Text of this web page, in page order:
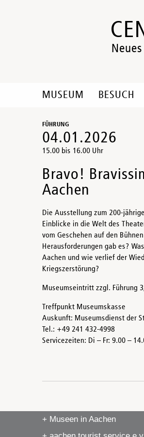
MUSEUM BESUCH
FÜHRUNG
04.01.2026
15.00 bis 16.00 Uhr
Bravo!
Aachen
Die Ausstellung zum 200-
Einblicke in die Welt des
vom Geschehen auf den
Herausforderungen gab es?
Aachen und wie verlief der
Kriegszerstörung?
Museumseintritt zzgl. Führung
Treffpunkt Museumskasse
Auskunft: Museumsdienst der
Tel.: +49 241 432-4998
Servicezeiten: Di – Fr: 9.00 –
+ Museen in Aachen